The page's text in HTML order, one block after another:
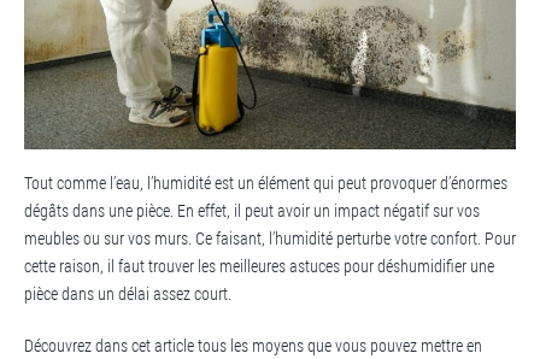
Tout comme l’eau, l’humidité est un élément qui peut provoquer d’énormes
dégâts dans une pièce. En effet, il peut avoir un impact négatif sur vos
meubles ou sur vos murs. Ce faisant, l’humidité perturbe votre confort. Pour
cette raison, il faut trouver les meilleures astuces pour déshumidifier une
pièce dans un délai assez court.
Découvrez dans cet article tous les moyens que vous pouvez mettre en